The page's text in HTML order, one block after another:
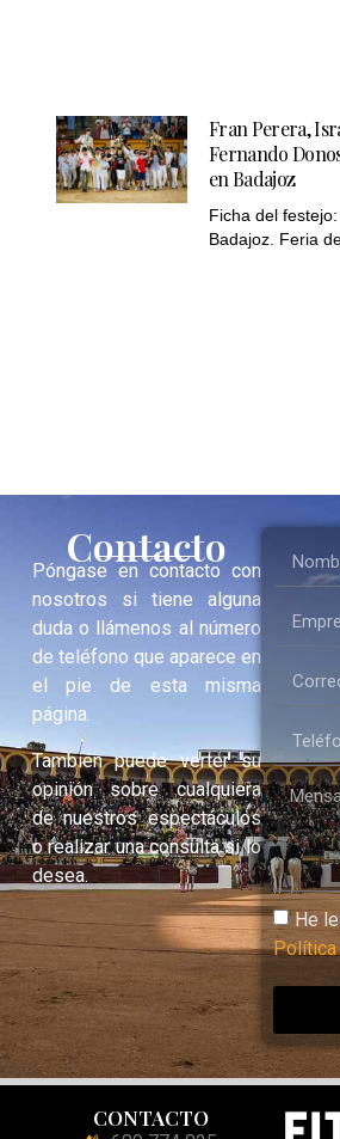
Fran Perera,
Fernando
en Badajoz
Ficha del
Badajoz. Feria
Contacto
Póngase en contacto con
nosotros si tiene alguna
duda o llámenos al número
de teléfono que aparece en
el pie de esta misma
página.
También puede verter su
opinión sobre cualquiera
de nuestros espectáculos
o realizar una consulta si lo
desea.
He
Política
CONTACTO